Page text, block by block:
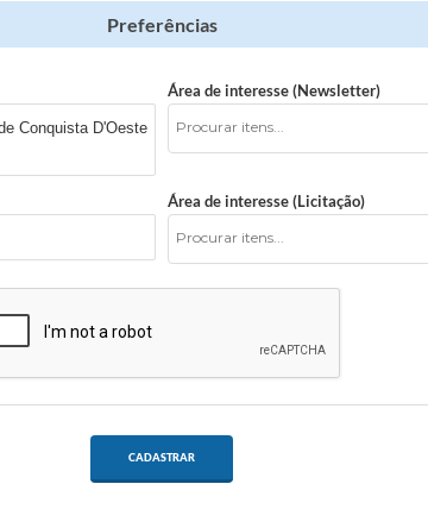
Preferências
Conquista D'Oeste
Área de interesse (Newsletter)
Área de interesse (Licitação)
CADASTRAR